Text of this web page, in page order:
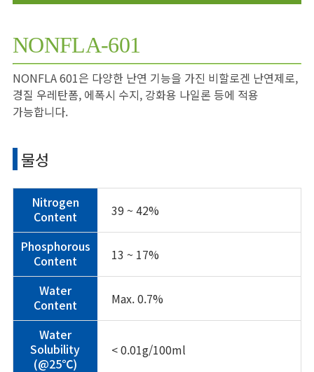
NONFLA-601
NONFLA 601은 다양한 난연 기능을 가진 비할로겐 난연제로,
경질 우레탄폼, 에폭시 수지, 강화용 나일론 등에 적용
가능합니다.
물성
Nitrogen
Content
39 ~ 42%
Phosphorous
Content
13 ~ 17%
Water
Content
Max. 0.7%
Water
Solubility
(@25℃)
< 0.01g/100ml